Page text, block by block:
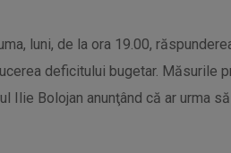
luni, de la ora 19.00,
deficitului bugetar. Măsurile
Ilie Bolojan anunţând că ar urma